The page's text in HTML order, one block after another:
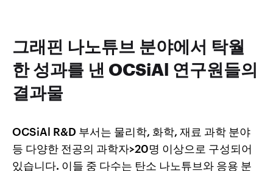
그래핀 나노튜브 분야에서 탁월
한 성과를 낸 OCSiAl 연구원들의
결과물
OCSiAl R&D 부서는 물리학, 화학, 재료 과학 분야
등 다양한 전공의 과학자>20명 이상으로 구성되어
있습니다. 이들 중 다수는 탄소 나노튜브와 응용 분